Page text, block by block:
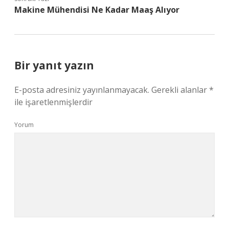
Makine Mühendisi Ne Kadar Maaş Alıyor
Bir yanıt yazın
E-posta adresiniz yayınlanmayacak. Gerekli alanlar*
ile işaretlenmişlerdir
Yorum